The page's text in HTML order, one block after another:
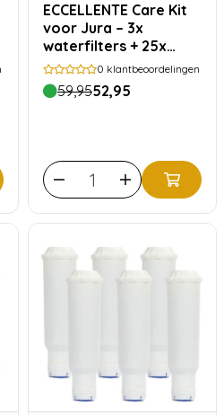
ECCELLENTE Care Kit
voor Jura – 3x
waterfilters + 25x
reinigingstabletten
0 klantbeoordelingen
59,9552,95